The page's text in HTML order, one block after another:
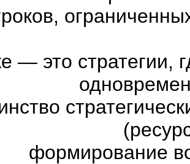
— это стратегии,
формирование